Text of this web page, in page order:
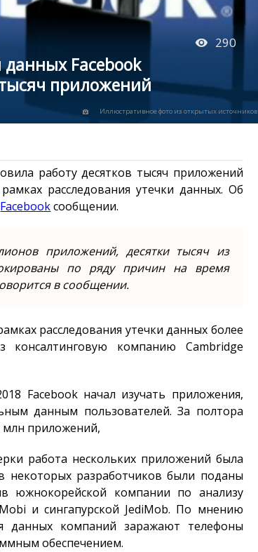
290
данных Facebook
приложений
Иллюстративное фото из открытых источников
работу десятков тысяч приложений
расследования утечки данных. Об
Facebookсообщении.
приложений, десятки тысяч из
по ряду причин на время
в сообщении.
расследования утечки данных более
консалтинговую компанию Cambridge
Facebook начал изучать приложения,
данным пользователей. За полтора
млн приложений,
работа нескольких приложений была
некоторых разработчиков были поданы
южнокорейской компании по анализу
и сингапурской JediMob. По мнению
данных компаний заражают телефоны
обеспечением.